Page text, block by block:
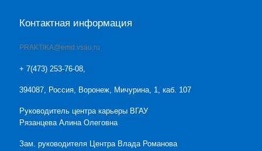
Контактная информация
PRAKTIKA@emd.vsau.ru
+ 7(473) 253-76-08,
394087, Россия, Воронеж, Мичурина, 1, каб. 107
Руководитель центра карьеры ВГАУ
Рязанцева Алина Олеговна
Зам. руководителя Центра Влада Романова